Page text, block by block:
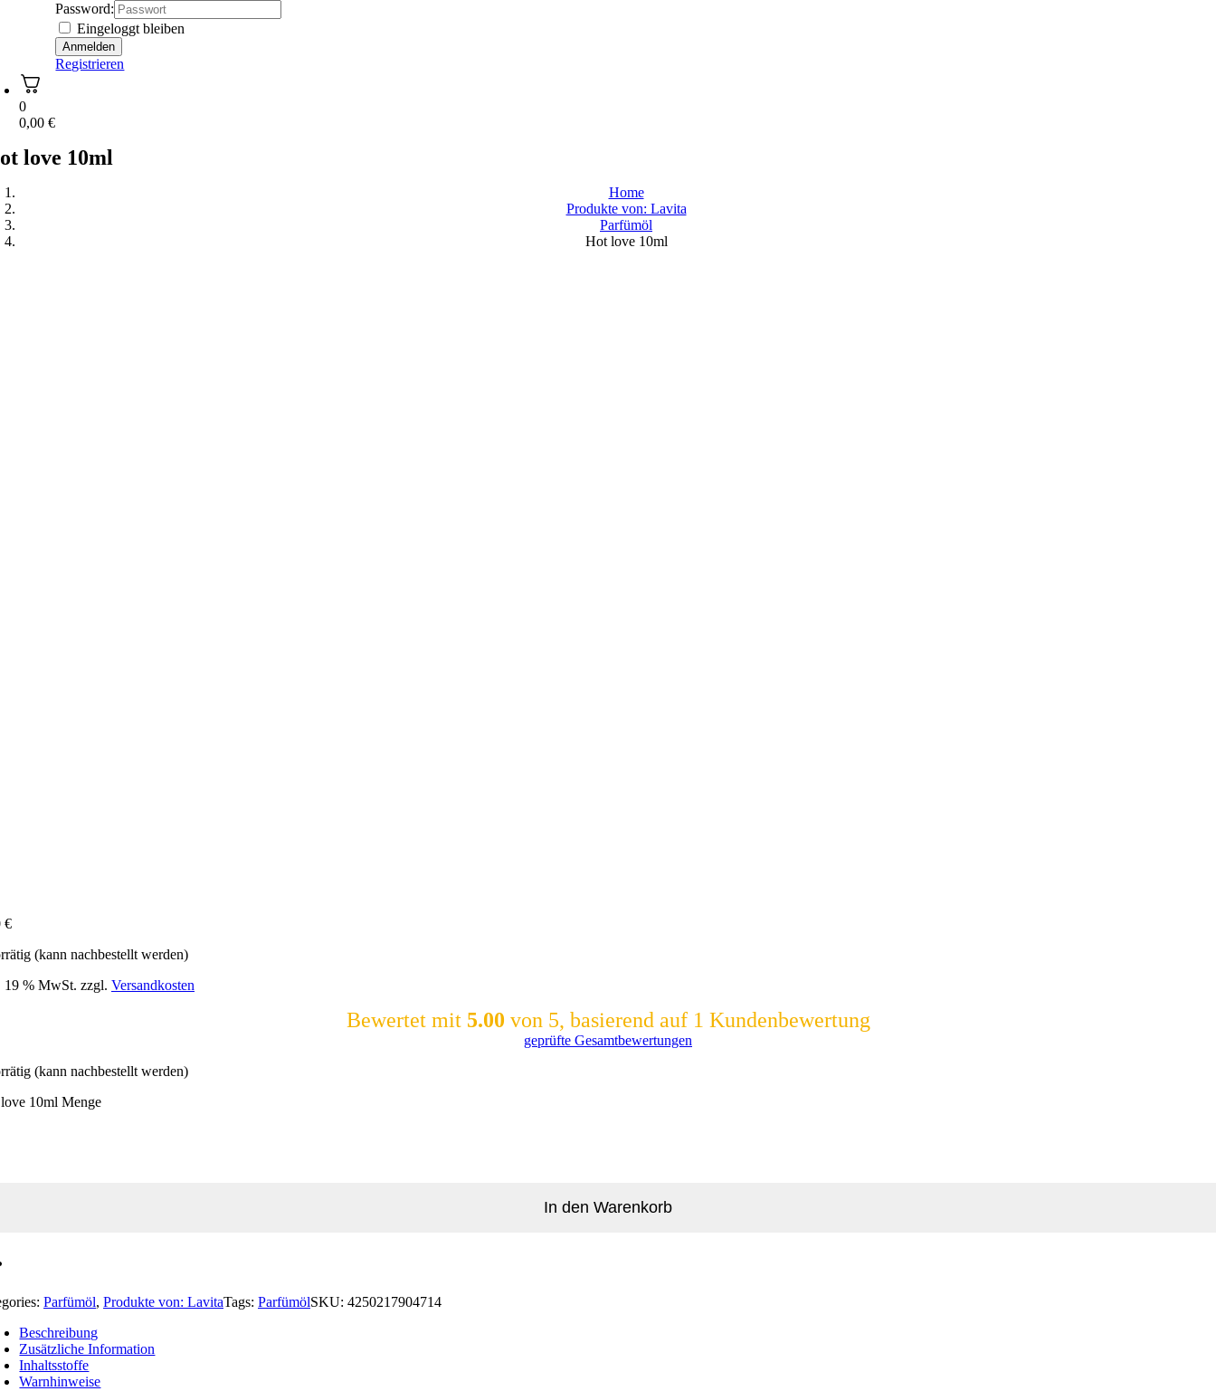
Password:
Eingeloggt bleiben
Registrieren
0
0,00€
love 10ml
Home
Produkte von: Lavita
Parfümöl
Hot love 10ml
€
(kann nachbestellt werden)
19 % MwSt. zzgl. Versandkosten
Bewertet mit 5.00 von 5, basierend auf 1 Kundenbewertung
geprüfte Gesamtbewertungen
(kann nachbestellt werden)
10ml Menge
In den Warenkorb
Parfümöl, Produkte von: LavitaTags: ParfümölSKU: 4250217904714
Beschreibung
Zusätzliche Information
Inhaltsstoffe
Warnhinweise